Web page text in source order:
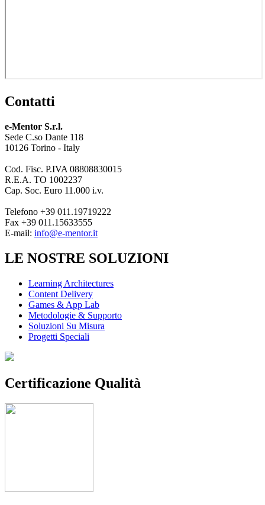
Contatti
e-Mentor S.r.l.
Sede C.so Dante 118
10126 Torino - Italy
Cod. Fisc. P.IVA 08808830015
R.E.A. TO 1002237
Cap. Soc. Euro 11.000 i.v.
Telefono +39 011.19719222
Fax +39 011.15633555
E-mail: info@e-mentor.it
LE NOSTRE SOLUZIONI
Learning Architectures
Content Delivery
Games & App Lab
Metodologie & Supporto
Soluzioni Su Misura
Progetti Speciali
Certificazione Qualità